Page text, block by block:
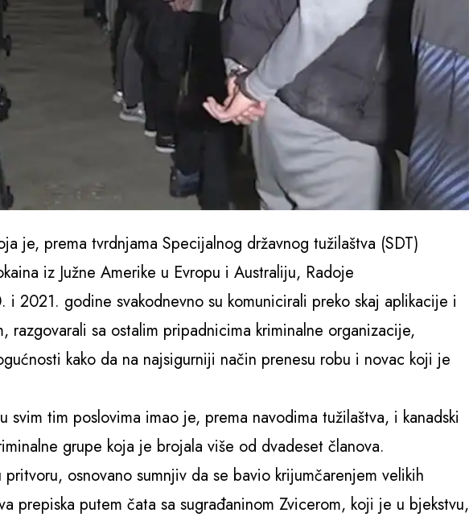
je, prema tvrdnjama Specijalnog državnog tužilaštva (SDT)
iz Južne Amerike u Evropu i Australiju, Radoje
i 2021. godine svakodnevno su komunicirali preko skaj aplikacije i
razgovarali sa ostalim pripadnicima kriminalne organizacije,
kako da na najsigurniji način prenesu robu i novac koji je
svim tim poslovima imao je, prema navodima tužilaštva, i kanadski
grupe koja je brojala više od dvadeset članova.
pritvoru, osnovano sumnjiv da se bavio krijumčarenjem velikih
prepiska putem čata sa sugrađaninom Zvicerom, koji je u bjekstvu,